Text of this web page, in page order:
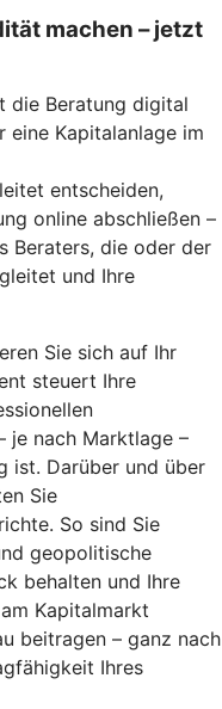
machen – jetzt
die Beratung digital
eine Kapitalanlage im
entscheiden,
online abschließen –
Beraters, die oder der
und Ihre
Sie sich auf Ihr
steuert Ihre
je nach Marktlage –
ist. Darüber und über
Sie
So sind Sie
geopolitische
behalten und Ihre
Kapitalmarkt
beitragen – ganz nach
Ihres